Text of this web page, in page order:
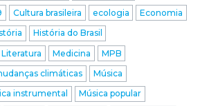
Cultura brasileira ecologia
Economia
História do Brasil
Literatura Medicina
MPB
climáticas
Música
instrumental
Música popular